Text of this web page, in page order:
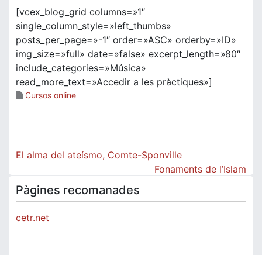
[vcex_blog_grid columns=»1″
single_column_style=»left_thumbs»
posts_per_page=»-1″ order=»ASC» orderby=»ID»
img_size=»full» date=»false» excerpt_length=»80″
include_categories=»Música»
read_more_text=»Accedir a les pràctiques»]
Cursos online
Navegació
El alma del ateísmo, Comte-Sponville
Fonaments de l’Islam
Pàgines recomanades
cetr.net